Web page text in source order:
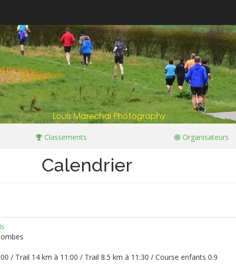
Classements Organisateurs
Calendrier
/ Trail 14 km à 11:00 / Trail 8.5 km à 11:30 / Course enfants 0.9